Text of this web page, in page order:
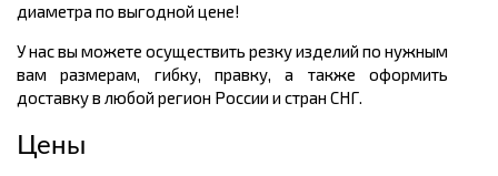
диаметра по выгодной цене!
У нас вы можете осуществить резку изделий по нужным
вам размерам, гибку, правку, а также оформить
доставку в любой регион России и стран СНГ.
Цены